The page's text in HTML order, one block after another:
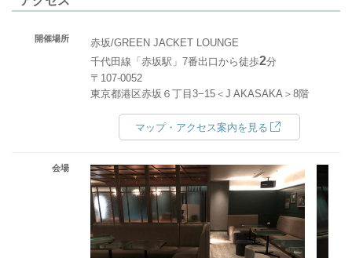
開催場所
赤坂/GREEN JACKET LOUNGE
千代田線「赤坂駅」7番出口から徒歩2分
〒107-0052
東京都港区赤坂６丁目3−15＜J AKASAKA＞8階
マップ・アクセス案内を見る
会場